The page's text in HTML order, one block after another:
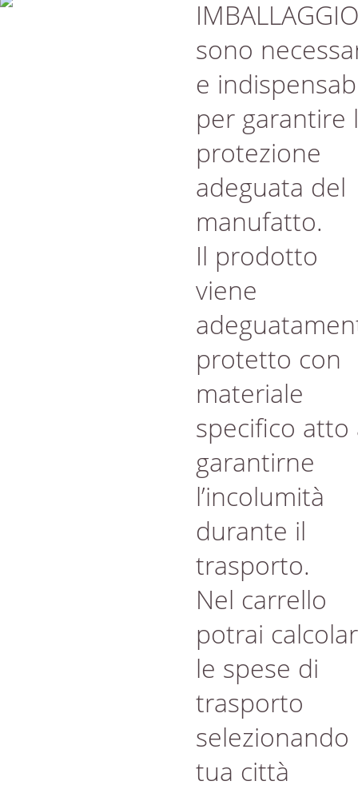
IMBALLAGGIO
sono
e
per garantire
protezione
adeguata del
manufatto.
Il prodotto
viene
protetto con
materiale
specifico atto
garantirne
l’incolumità
durante il
trasporto.
Nel carrello
potrai
le spese di
trasporto
selezionando
tua città